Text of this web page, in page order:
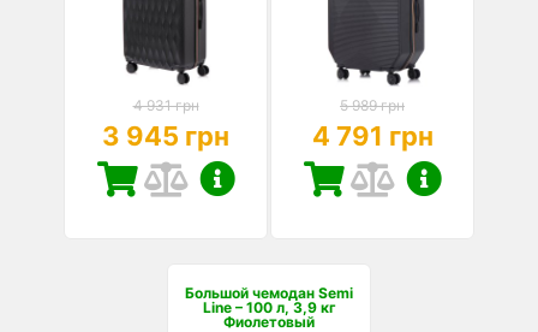
4 931 грн
3 945 грн
5 989 грн
4 791 грн
Большой чемодан Semi
Line – 100 л, 3,9 кг
Фиолетовый